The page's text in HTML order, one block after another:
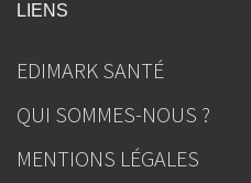
LIENS
EDIMARK SANTÉ
QUI SOMMES-NOUS ?
MENTIONS LÉGALES